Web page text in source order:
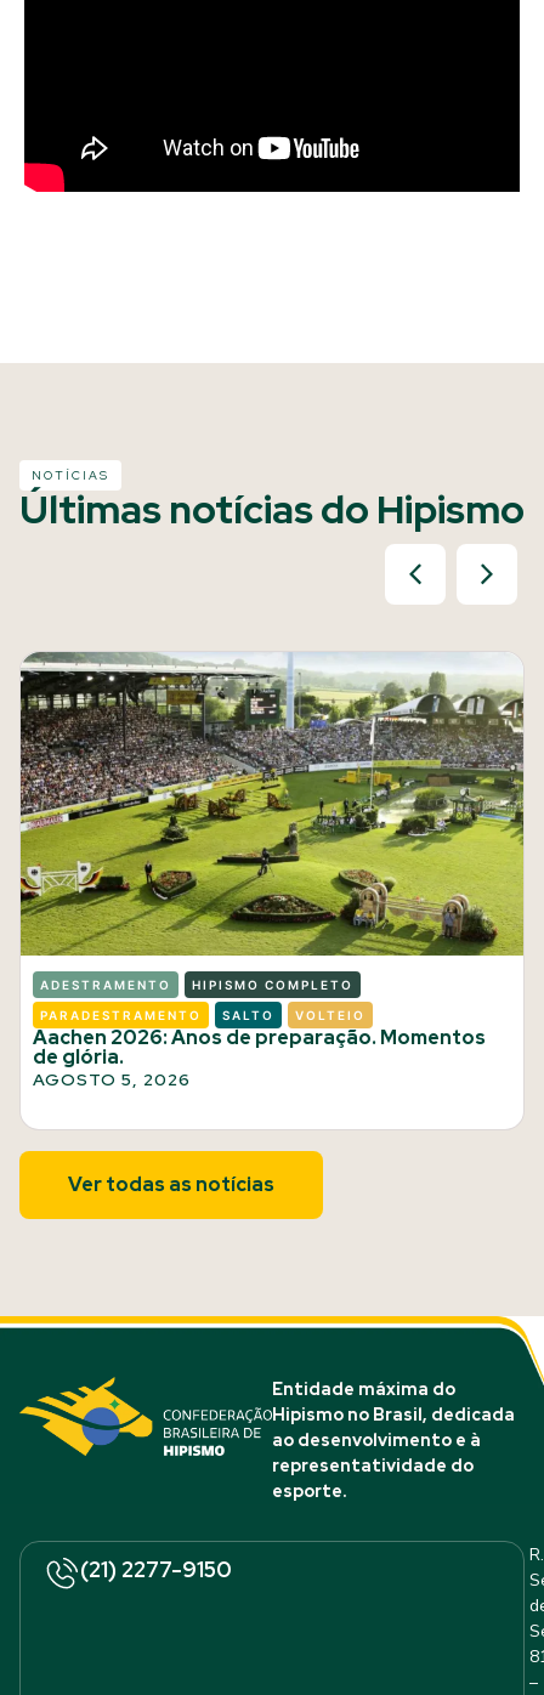
NOTÍCIAS
Últimas notícias do Hipismo
ADESTRAMENTO HIPISMO COMPLETO
PARADESTRAMENTO SALTO VOLTEIO
Aachen 2026: Anos de preparação. Momentos
de glória.
AGOSTO 5, 2026
Ver todas as notícias
Entidade máxima do
Hipismo no Brasil, dedicada
ao desenvolvimento e à
representatividade do
esporte.
(21) 2277-9150
R.
–